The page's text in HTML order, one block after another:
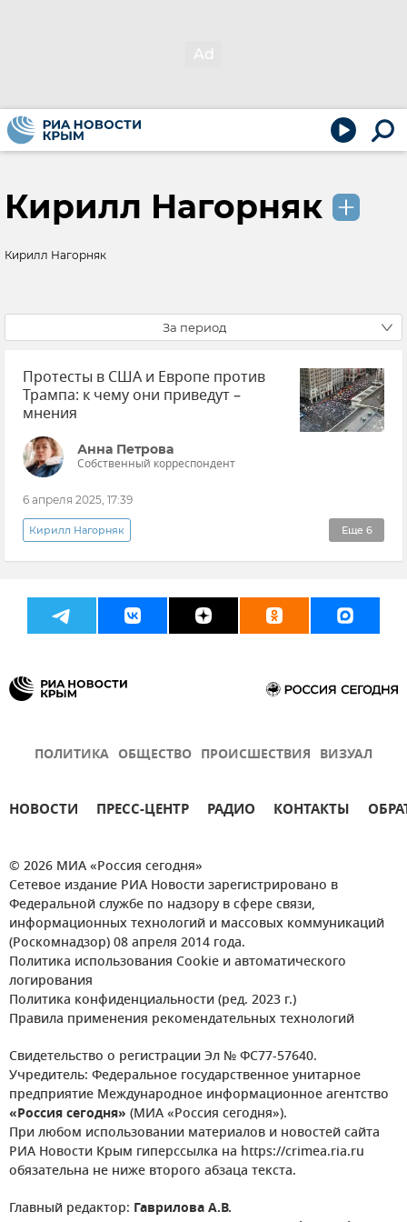
Кирилл Нагорняк
Кирилл Нагорняк
За период
Протесты в США и Европе против
Трампа: к чему они приведут –
мнения
Анна Петрова
Собственный корреспондент
6 апреля 2025, 17:39
Еще 6
Кирилл Нагорняк
Эксклюзивы РИА Новости Крым Мнения
Малек Дудаков США Дональд Трамп
ПОЛИТИКА ОБЩЕСТВО ПРОИСШЕСТВИЯ ВИЗУАЛ
НОВОСТИ ПРЕСС-ЦЕНТР РАДИО КОНТАКТЫ
© 2026 МИА «Россия сегодня»
Сетевое издание РИА Новости зарегистрировано в
Федеральной службе по надзору в сфере связи,
информационных технологий и массовых коммуникаций
(Роскомнадзор) 08 апреля 2014 года.
Политика использования Cookie и автоматического
логирования
Политика конфиденциальности (ред. 2023 г.)
Правила применения рекомендательных технологий
Свидетельство о регистрации Эл № ФС77-57640.
Учредитель: Федеральное государственное унитарное
предприятие Международное информационное агентство
«Россия сегодня» (МИА «Россия сегодня»).
При любом использовании материалов и новостей сайта
РИА Новости Крым гиперссылка на https://crimea.ria.ru
обязательна не ниже второго абзаца текста.
Главный редактор: Гаврилова А.В.